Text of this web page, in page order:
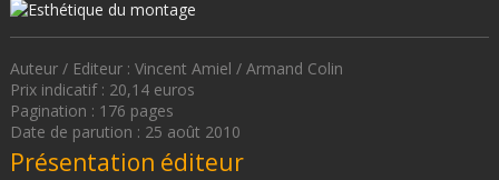
Auteur / Editeur : Vincent Amiel / Armand Colin
Prix indicatif : 20,14 euros
Pagination : 176 pages
Date de parution : 25 août 2010
Présentation éditeur